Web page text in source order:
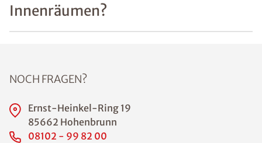
Innenräumen?
NOCH FRAGEN?
Ernst-Heinkel-Ring 19
85662 Hohenbrunn
08102 - 99 82 00